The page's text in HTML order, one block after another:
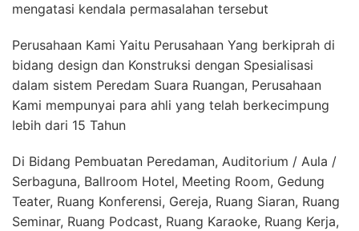
mengatasi kendala permasalahan tersebut
Perusahaan Kami Yaitu Perusahaan Yang berkiprah di
bidang design dan Konstruksi dengan Spesialisasi
dalam sistem Peredam Suara Ruangan, Perusahaan
Kami mempunyai para ahli yang telah berkecimpung
lebih dari 15 Tahun
Di Bidang Pembuatan Peredaman, Auditorium / Aula /
Serbaguna, Ballroom Hotel, Meeting Room, Gedung
Teater, Ruang Konferensi, Gereja, Ruang Siaran, Ruang
Seminar, Ruang Podcast, Ruang Karaoke, Ruang Kerja,